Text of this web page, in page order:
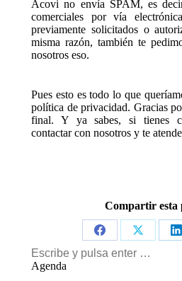
Acovi no envía SPAM, es
comerciales por vía
previamente solicitados o
misma razón, también te
nosotros eso.
Pues esto es todo lo que
política de privacidad. Gracias
final. Y ya sabes, si tienes
contactar con nosotros y te
Compartir esta
Share
on
Share
on
Buscar:
Agenda